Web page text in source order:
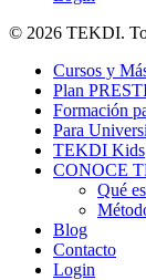
© 2026 TEKDI.
Cursos y
Plan
Formación
Para
TEKDI Kids
CONOCE
Qué
Blog
Contacto
Login